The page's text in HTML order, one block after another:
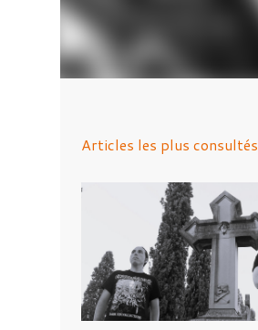
Articles les plus consultés